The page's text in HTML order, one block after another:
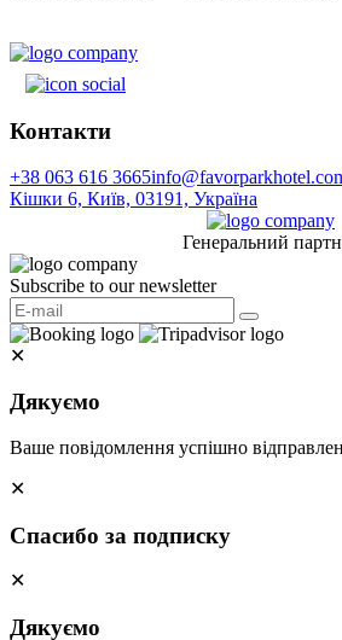
Контакти
+38 063 616 3665
Кішки 6, Київ, 03191, Україна
Генеральний
Subscribe to our newsletter
✕
Дякуємо
Ваше повідомлення успішно
✕
Спасибо за подписку
✕
Дякуємо